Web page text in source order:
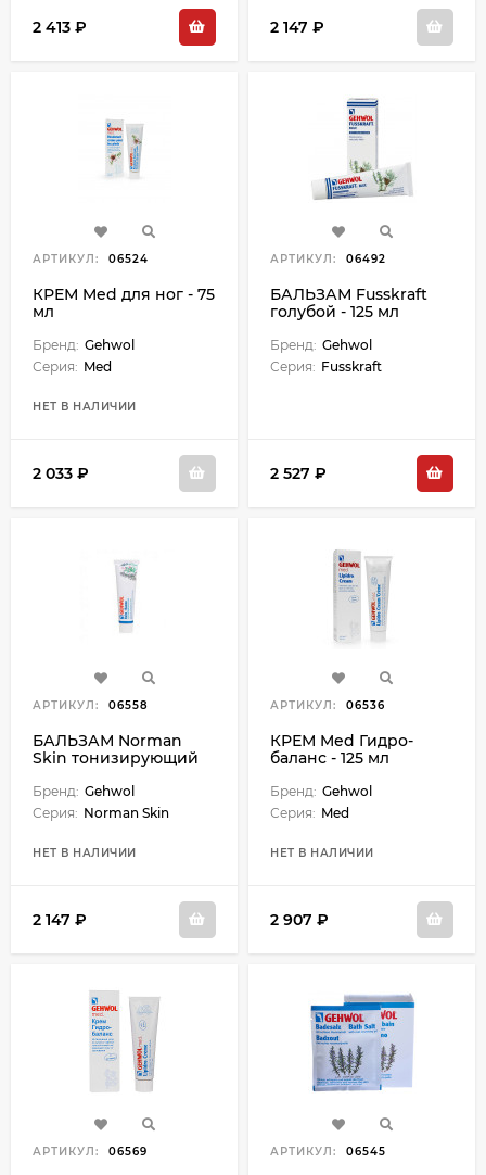
2 413 ₽ 2 147 ₽
АРТИКУЛ: 06524
КРЕМ Med для ног - 75
мл
Бренд: Gehwol
Серия: Med
НЕТ В НАЛИЧИИ
2 033 ₽
АРТИКУЛ: 06492
БАЛЬЗАМ Fusskraft
голубой - 125 мл
Бренд: Gehwol
Серия: Fusskraft
2 527 ₽
АРТИКУЛ: 06558
БАЛЬЗАМ Norman
Skin тонизирующий
Жожоба - 125 мл
Бренд: Gehwol
Серия: Norman Skin
НЕТ В НАЛИЧИИ
2 147 ₽
АРТИКУЛ: 06536
КРЕМ Med Гидро-
баланс - 125 мл
Бренд: Gehwol
Серия: Med
НЕТ В НАЛИЧИИ
2 907 ₽
АРТИКУЛ: 06569 АРТИКУЛ: 06545